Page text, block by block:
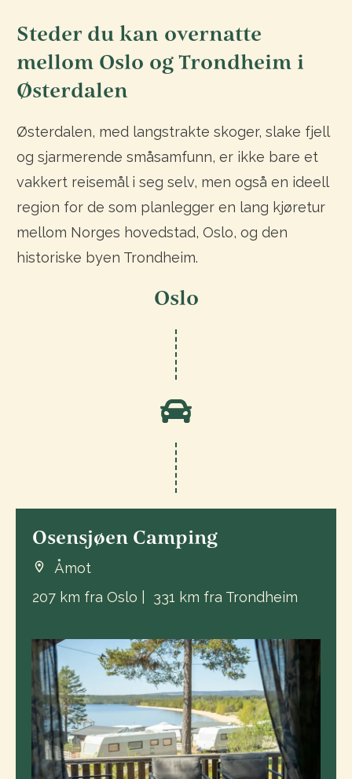
Steder du kan overnatte
mellom Oslo og Trondheim i
Østerdalen
Østerdalen, med langstrakte skoger, slake fjell
og sjarmerende småsamfunn, er ikke bare et
vakkert reisemål i seg selv, men også en ideell
region for de som planlegger en lang kjøretur
mellom Norges hovedstad, Oslo, og den
historiske byen Trondheim.
Oslo
Osensjøen Camping
Åmot
207 km fra Oslo | 331 km fra Trondheim